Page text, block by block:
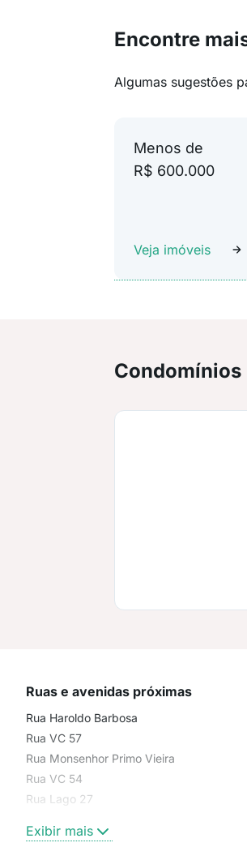
Encontre
Algumas sugestões
Menos de
R$ 600.000
Veja imóveis
Ruas e avenidas próximas
Rua Haroldo Barbosa
Rua VC 57
Rua Monsenhor Primo Vieira
Rua VC 54
Rua Lago 27
Avenida Gercina Borges Teixeira
Exibir mais